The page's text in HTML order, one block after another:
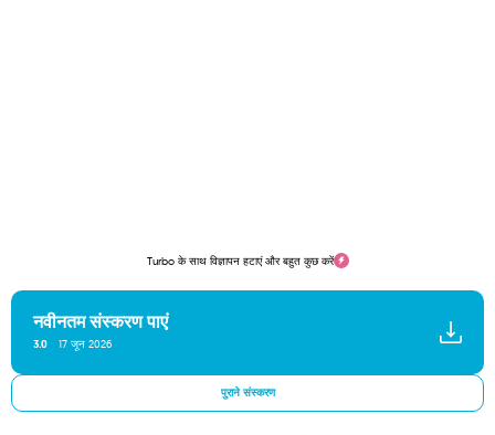
Turbo के साथ विज्ञापन हटाएं और बहुत कुछ करें
नवीनतम संस्करण पाएं
3.0 17 जून 2026
पुराने संस्करण